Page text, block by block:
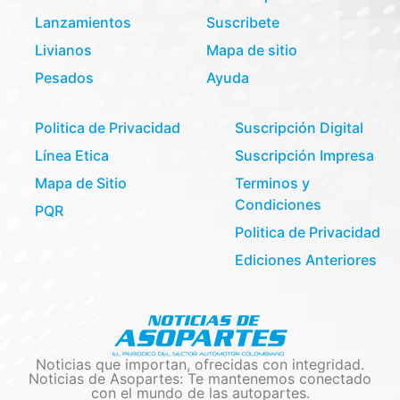
Lanzamientos
Livianos
Pesados
Suscribete
Mapa de sitio
Ayuda
Politica de Privacidad
Línea Etica
Mapa de Sitio
PQR
Suscripción Digital
Suscripción Impresa
Terminos y
Condiciones
Politica de Privacidad
Ediciones Anteriores
Noticias que importan, ofrecidas con integridad.
Noticias de Asopartes: Te mantenemos conectado
con el mundo de las autopartes.